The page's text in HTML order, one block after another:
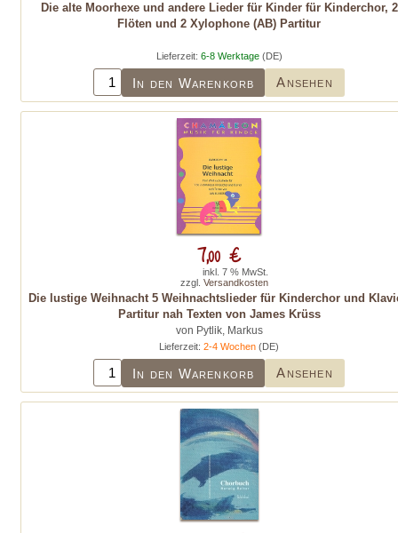
Die alte Moorhexe und andere Lieder für Kinder für Kinderchor, 2
Flöten und 2 Xylophone (AB) Partitur
Lieferzeit: 6-8 Werktage(DE)
In den Warenkorb Ansehen
Die lustige Weihnacht 5 Weihnachtslieder für Kinderchor und
Partitur nah Texten von James Krüss
von Pytlik, Markus
Lieferzeit: 2-4 Wochen (DE)
In den Warenkorb Ansehen
7,00 €
inkl. 7 % MwSt.
zzgl. Versandkosten